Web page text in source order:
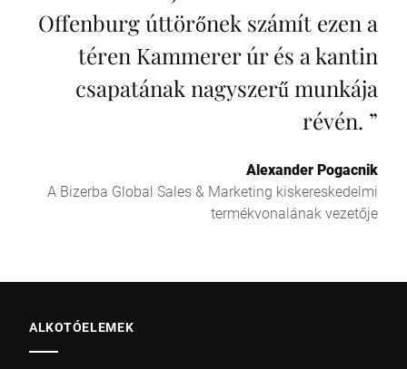
Offenburg úttörőnek számít ezen a
téren Kammerer úr és a kantin
csapatának nagyszerű munkája
révén. ”
Alexander Pogacnik
A Bizerba Global Sales & Marketing kiskereskedelmi
termékvonalának vezetője
ALKOTÓELEMEK